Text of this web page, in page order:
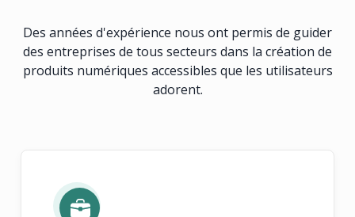
Des années d'expérience nous ont permis de guider
des entreprises de tous secteurs dans la création de
produits numériques accessibles que les utilisateurs
adorent.